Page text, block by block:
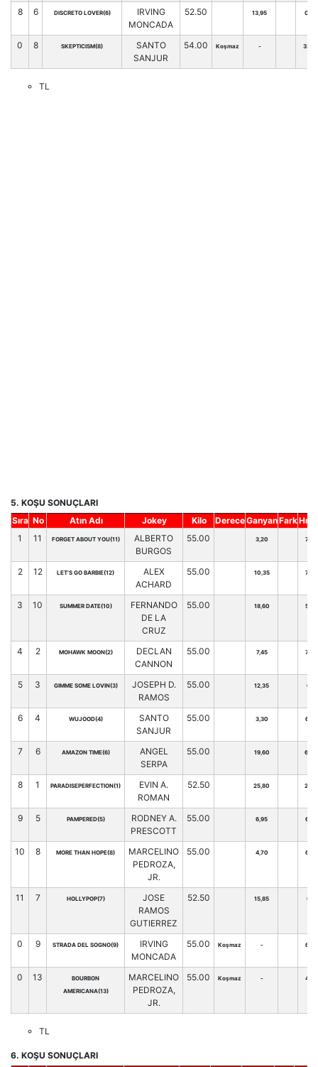
8 6 DISCRETO LOVER(6)
IRVING
MONCADA
52.50 13,95 0
0 8 SKEPTICISM(8)
SANTO
SANJUR
54.00 Koşmaz - 32
TL
5. KOŞU SONUÇLARI
Sıra No Atın Adı Jokey Kilo DereceGanyanFarkHnd.
1
11 FORGET ABOUT YOU(11)
ALBERTO
BURGOS
55.00 3,20 78
2 12 LET'S GO BARBIE(12)
ALEX
ACHARD
55.00 10,35 72
3 10 SUMMER DATE(10)
FERNANDO
DE LA
CRUZ
55.00 18,60 51
4 2 MOHAWK MOON(2)
DECLAN
CANNON
55.00 7,45 72
5 3 GIMME SOME LOVIN(3)
JOSEPH D.
RAMOS
55.00 12,35 0
6 4 WUJOOD(4)
SANTO
SANJUR
55.00 3,30 65
7 6 AMAZON TIME(6)
ANGEL
SERPA
55.00 19,60 60
8 1 PARADISEPERFECTION(1)
EVIN A.
ROMAN
52.50 25,80 20
9 5 PAMPERED(5)
RODNEY A.
PRESCOTT
55.00 6,95 66
10 8 MORE THAN HOPE(8)
MARCELINO
PEDROZA,
JR.
55.00 4,70 62
11 7 HOLLYPOP(7)
JOSE
RAMOS
GUTIERREZ
52.50 15,85 0
0 9 STRADA DEL SOGNO(9)
IRVING
MONCADA
55.00 Koşmaz - 64
0 13
BOURBON
AMERICANA(13)
MARCELINO
PEDROZA,
JR.
55.00 Koşmaz - 41
TL
6. KOŞU SONUÇLARI